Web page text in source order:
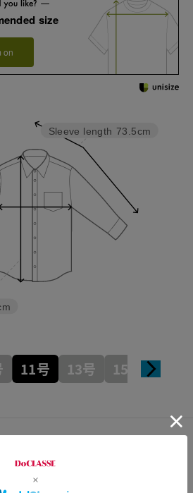
size
on
Sleeve length 73.5cm
11号 13号 15号